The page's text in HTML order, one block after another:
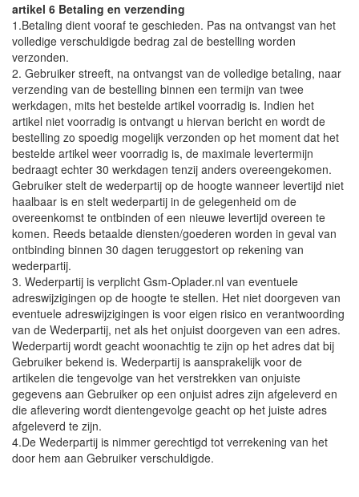
artikel 6 Betaling en verzending
1.Betaling dient vooraf te geschieden. Pas na ontvangst van het
volledige verschuldigde bedrag zal de bestelling worden
verzonden.
2. Gebruiker streeft, na ontvangst van de volledige betaling, naar
verzending van de bestelling binnen een termijn van twee
werkdagen, mits het bestelde artikel voorradig is. Indien het
artikel niet voorradig is ontvangt u hiervan bericht en wordt de
bestelling zo spoedig mogelijk verzonden op het moment dat het
bestelde artikel weer voorradig is, de maximale levertermijn
bedraagt echter 30 werkdagen tenzij anders overeengekomen.
Gebruiker stelt de wederpartij op de hoogte wanneer levertijd niet
haalbaar is en stelt wederpartij in de gelegenheid om de
overeenkomst te ontbinden of een nieuwe levertijd overeen te
komen. Reeds betaalde diensten/goederen worden in geval van
ontbinding binnen 30 dagen teruggestort op rekening van
wederpartij.
3. Wederpartij is verplicht Gsm-Oplader.nl van eventuele
adreswijzigingen op de hoogte te stellen. Het niet doorgeven van
eventuele adreswijzigingen is voor eigen risico en verantwoording
van de Wederpartij, net als het onjuist doorgeven van een adres.
Wederpartij wordt geacht woonachtig te zijn op het adres dat bij
Gebruiker bekend is. Wederpartij is aansprakelijk voor de
artikelen die tengevolge van het verstrekken van onjuiste
gegevens aan Gebruiker op een onjuist adres zijn afgeleverd en
die aflevering wordt dientengevolge geacht op het juiste adres
afgeleverd te zijn.
4.De Wederpartij is nimmer gerechtigd tot verrekening van het
door hem aan Gebruiker verschuldigde.